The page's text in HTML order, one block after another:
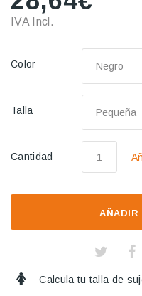
IVA Incl.
Color
Talla
Cantidad
AÑADIR
Calcula tu talla de